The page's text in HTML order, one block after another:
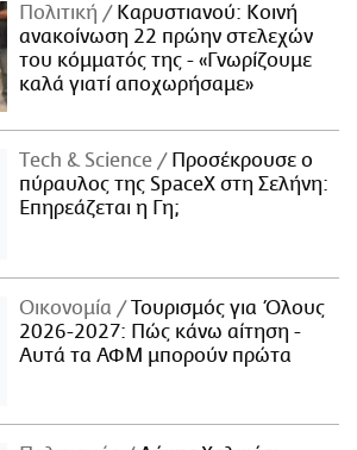
Πολιτική
Καρυστιανού: Κοινή
ανακοίνωση 22 πρώην στελεχών
του κόμματός της - «Γνωρίζουμε
καλά γιατί αποχωρήσαμε»
Τech & Science
Προσέκρουσε ο
πύραυλος της SpaceX στη Σελήνη:
Επηρεάζεται η Γη;
Οικονομία
Τουρισμός για Όλους
2026-2027: Πώς κάνω αίτηση -
Αυτά τα ΑΦΜ μπορούν πρώτα